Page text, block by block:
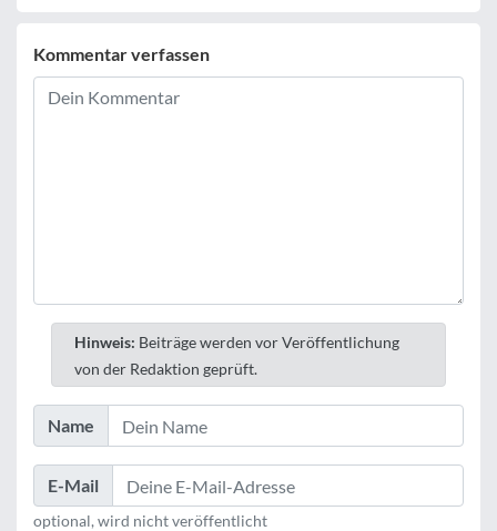
Kommentar verfassen
Hinweis: Beiträge werden vor Veröffentlichung
von der Redaktion geprüft.
Name
E-Mail
optional, wird nicht veröffentlicht